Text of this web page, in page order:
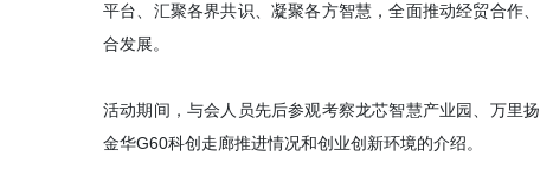
平台、汇聚各界共识、凝聚各方智慧，全面推动经贸合作
合发展。
活动期间，与会人员先后参观考察龙芯智慧产业园、万里
金华G60科创走廊推进情况和创业创新环境的介绍。